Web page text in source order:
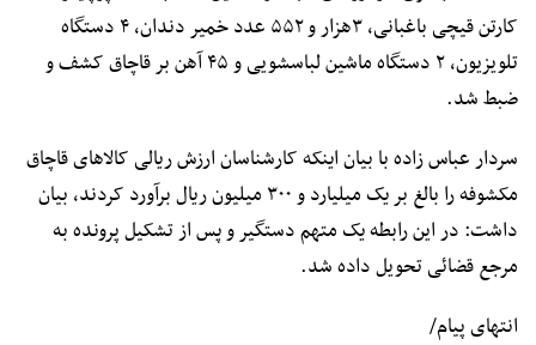
کارتن قیچی باغبانی، ۳هزار و ۵۵۲ عدد خمیر دندان، ۴ دستگاه
تلویزیون، ۲ دستگاه ماشین لباسشویی و ۴۵ آهن بر قاچاق کشف و
ضبط شد.
سردار عباس زاده با بیان اینکه کارشناسان ارزش ریالی کالاهای قاچاق
مکشوفه را بالغ بر یک میلیارد و ۳۰۰ میلیون ریال برآورد کردند، بیان
داشت: در این رابطه یک متهم دستگیر و پس از تشکیل پرونده به
مرجع قضائی تحویل داده شد.
انتهای پیام/